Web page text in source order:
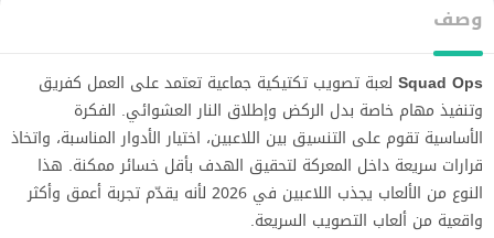
وصف
Squad Ops لعبة تصويب تكتيكية جماعية تعتمد على العمل كفريق
وتنفيذ مهام خاصة بدل الركض وإطلاق النار العشوائي. الفكرة
الأساسية تقوم على التنسيق بين اللاعبين، اختيار الأدوار المناسبة، واتخاذ
قرارات سريعة داخل المعركة لتحقيق الهدف بأقل خسائر ممكنة. هذا
النوع من الألعاب يجذب اللاعبين في 2026 لأنه يقدّم تجربة أعمق وأكثر
واقعية من ألعاب التصويب السريعة.